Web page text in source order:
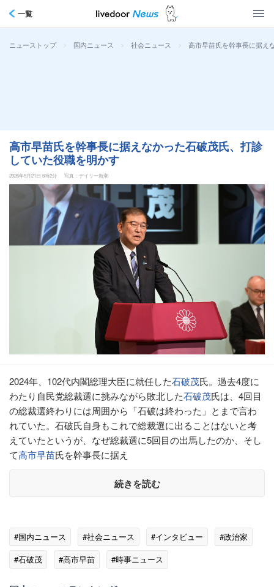
一覧
ニューストップ > 国内ニュース > 社会ニュース > 高市早苗氏を幹事長に据え
高市早苗氏を幹事長に据えなかった石破茂氏、打診
していた役職を明かす
2026年5月21日 6時2分 写真：デイリー新潮
2024年、102代内閣総理大臣に就任した石破茂氏。過去4度に
わたり自民党総裁選に挑みながら敗北した石破茂氏は、4回目
の総裁選終わりには周囲から「石破は終わった」とまで言わ
れていた。石破氏自身もこれで総裁選に出ることはないと考
えていたというが、なぜ総裁選に5回目の出馬したのか、そし
て高市早苗氏を幹事長に据え
続きを読む
#国内ニュース #社会ニュース #インタビュー
#政治家
#石破茂
#高市早苗 #時事ニュース